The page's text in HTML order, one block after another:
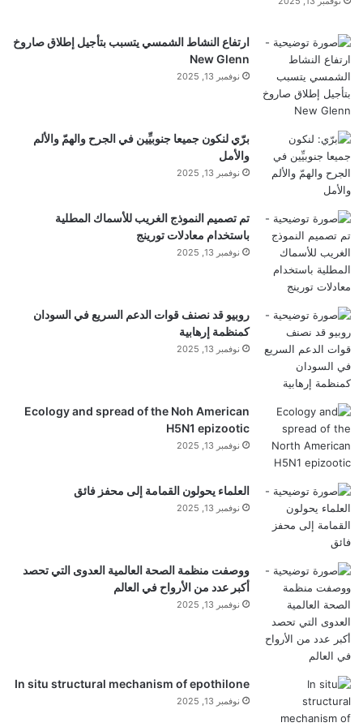
الى تطبيقهما اولاً، وبعدها نرى كيف تسير الامور. وشدد
على ان “السلام العادل واستعادة الحقوق هو السلام الذي
نطلبه. السلام هو حالة اللاحرب، واكرر انا مع السلام في
كل العالم . مبادرة السلام العربية انطلقت من
ولبنان شارك بها، فلماذا نخاف من السلام؟”.
واكدالرئيس
والوزراء نبيه بري ونواف سلام ممتازة، نافياً وجود
“ترويكا” كما تم اتهامهم، وسائلاً: هل المطلوب عدم
الحصول على نتائج؟
وعن موضوع الاسرى، قال رئيس الجمهورية: لا انسى
اسرانا، واطالب دائماً بإطلاق سراحهم في كل مواقفي
وكلماتي في الداخل او الخارج. ولفت الى عدم وجود اي
تجاوب من قبل اسرائيل في السماح للصليب الاحمر
بلقائهم، لكنه شدد على ان هذا الملف سيكون على جدول
المفاوضات.
ارتفاع النشاط الشمسي يتسبب بتأجيل إطلاق صاروخ
New Glenn
نوفمبر 13, 2025
برّي لنكون جميعا جنوبيِّين في الجرح والهمّ والألم
والأمل
نوفمبر 13, 2025
تم تصميم النموذج الغريب للأسماك المطلية
باستخدام معادلات تورينج
نوفمبر 13, 2025
روبيو قد نصنف قوات الدعم السريع في السودان
كمنظمة إرهابية
نوفمبر 13, 2025
Ecology and spread of the Noh American
H5N1 epizootic
نوفمبر 13, 2025
العلماء يحولون القمامة إلى محفز فائق
نوفمبر 13, 2025
ووصفت منظمة الصحة العالمية العدوى التي تحصد
أكبر عدد من الأرواح في العالم
نوفمبر 13, 2025
In situ structural mechanism of epothilone
نوفمبر 13, 2025